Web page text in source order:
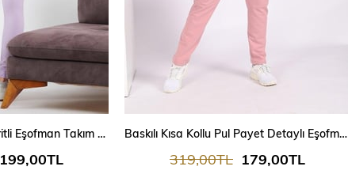
Kadın Yanları Love Şeritli Eşofman Takım 7025
199,00TL
Baskılı Kısa Kollu Pul Payet Detaylı Eşofman Takımı 9026
179,00TL
319,00TL